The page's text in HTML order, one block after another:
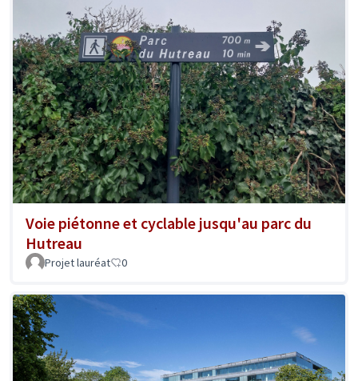
Voie piétonne et cyclable jusqu'au parc du
Hutreau
Projet lauréat 0